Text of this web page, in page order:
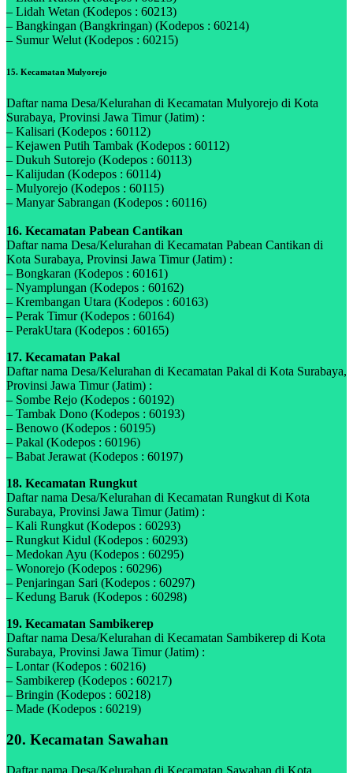
– Lidah Wetan (Kodepos : 60213)
– Bangkingan (Bangkringan) (Kodepos : 60214)
– Sumur Welut (Kodepos : 60215)
15. Kecamatan Mulyorejo
Daftar nama Desa/Kelurahan di Kecamatan Mulyorejo di Kota
Surabaya, Provinsi Jawa Timur (Jatim) :
– Kalisari (Kodepos : 60112)
– Kejawen Putih Tambak (Kodepos : 60112)
– Dukuh Sutorejo (Kodepos : 60113)
– Kalijudan (Kodepos : 60114)
– Mulyorejo (Kodepos : 60115)
– Manyar Sabrangan (Kodepos : 60116)
16. Kecamatan Pabean Cantikan
Daftar nama Desa/Kelurahan di Kecamatan Pabean Cantikan di
Kota Surabaya, Provinsi Jawa Timur (Jatim) :
– Bongkaran (Kodepos : 60161)
– Nyamplungan (Kodepos : 60162)
– Krembangan Utara (Kodepos : 60163)
– Perak Timur (Kodepos : 60164)
– PerakUtara (Kodepos : 60165)
17. Kecamatan Pakal
Daftar nama Desa/Kelurahan di Kecamatan Pakal di Kota Surabaya,
Provinsi Jawa Timur (Jatim) :
– Sombe Rejo (Kodepos : 60192)
– Tambak Dono (Kodepos : 60193)
– Benowo (Kodepos : 60195)
– Pakal (Kodepos : 60196)
– Babat Jerawat (Kodepos : 60197)
18. Kecamatan Rungkut
Daftar nama Desa/Kelurahan di Kecamatan Rungkut di Kota
Surabaya, Provinsi Jawa Timur (Jatim) :
– Kali Rungkut (Kodepos : 60293)
– Rungkut Kidul (Kodepos : 60293)
– Medokan Ayu (Kodepos : 60295)
– Wonorejo (Kodepos : 60296)
– Penjaringan Sari (Kodepos : 60297)
– Kedung Baruk (Kodepos : 60298)
19. Kecamatan Sambikerep
Daftar nama Desa/Kelurahan di Kecamatan Sambikerep di Kota
Surabaya, Provinsi Jawa Timur (Jatim) :
– Lontar (Kodepos : 60216)
– Sambikerep (Kodepos : 60217)
– Bringin (Kodepos : 60218)
– Made (Kodepos : 60219)
20. Kecamatan Sawahan
Daftar nama Desa/Kelurahan di Kecamatan Sawahan di Kota